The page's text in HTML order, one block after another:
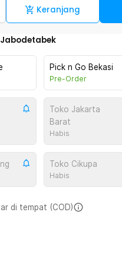
Keranjang
Jabodetabek
Pick n Go Bekasi
Pre-Order
Toko Jakarta
Barat
Habis
Toko Cikupa
Habis
di tempat (COD)